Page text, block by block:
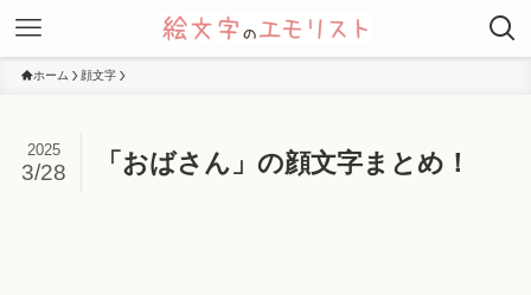
ホーム 顔文字
「おばさん」の顔文字まとめ！
2025
3/28